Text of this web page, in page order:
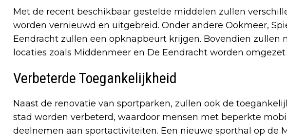
Met de recent beschikbaar gestelde middelen zullen
worden vernieuwd en uitgebreid. Onder andere Ookmeer,
Eendracht zullen een opknapbeurt krijgen. Bovendien zullen
locaties zoals Middenmeer en De Eendracht worden
Verbeterde Toegankelijkheid
Naast de renovatie van sportparken, zullen ook de
stad worden verbeterd, waardoor mensen met beperkte
deelnemen aan sportactiviteiten. Een nieuwe sporthal op de